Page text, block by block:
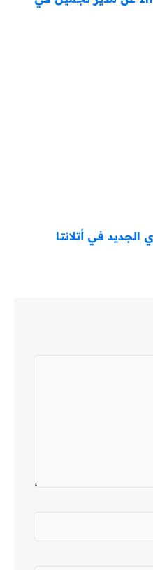
في أتلانتا